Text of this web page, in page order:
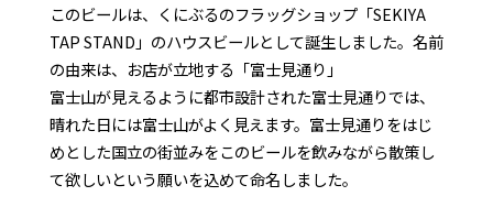
このビールは、くにぶるのフラッグショップ「SEKIYA
TAP STAND」のハウスビールとして誕生しました。名前
の由来は、お店が立地する「富士見通り」
富士山が見えるように都市設計された富士見通りでは、
晴れた日には富士山がよく見えます。富士見通りをはじ
めとした国立の街並みをこのビールを飲みながら散策し
て欲しいという願いを込めて命名しました。